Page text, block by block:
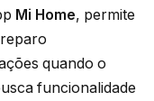
Mi Home, permite
quando o
funcionalidade